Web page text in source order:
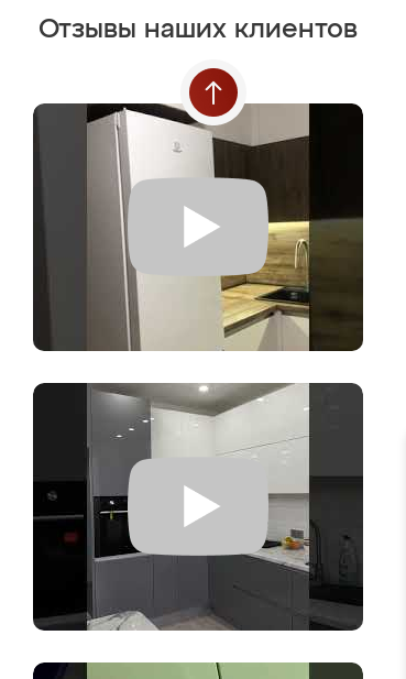
Отзывы наших клиентов